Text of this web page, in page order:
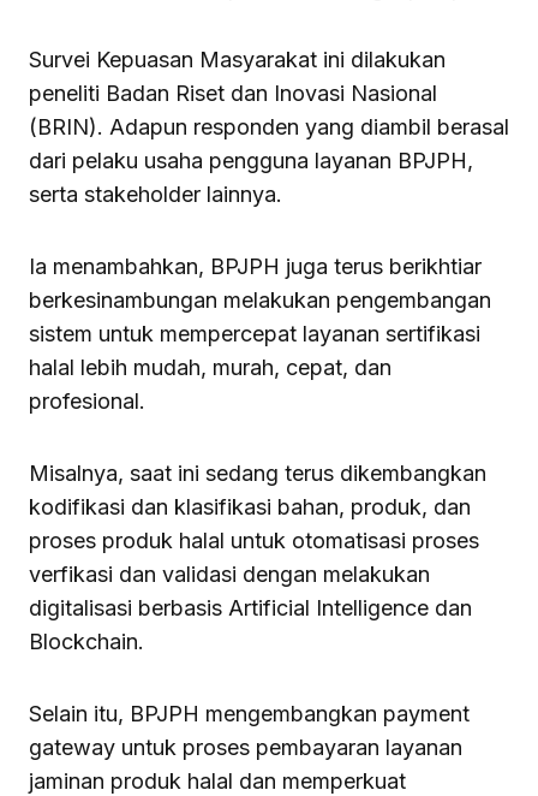
Survei Kepuasan Masyarakat ini dilakukan
peneliti Badan Riset dan Inovasi Nasional
(BRIN). Adapun responden yang diambil berasal
dari pelaku usaha pengguna layanan BPJPH,
serta stakeholder lainnya.
Ia menambahkan, BPJPH juga terus berikhtiar
berkesinambungan melakukan pengembangan
sistem untuk mempercepat layanan sertifikasi
halal lebih mudah, murah, cepat, dan
profesional.
Misalnya, saat ini sedang terus dikembangkan
kodifikasi dan klasifikasi bahan, produk, dan
proses produk halal untuk otomatisasi proses
verfikasi dan validasi dengan melakukan
digitalisasi berbasis Artificial Intelligence dan
Blockchain.
Selain itu, BPJPH mengembangkan payment
gateway untuk proses pembayaran layanan
jaminan produk halal dan memperkuat